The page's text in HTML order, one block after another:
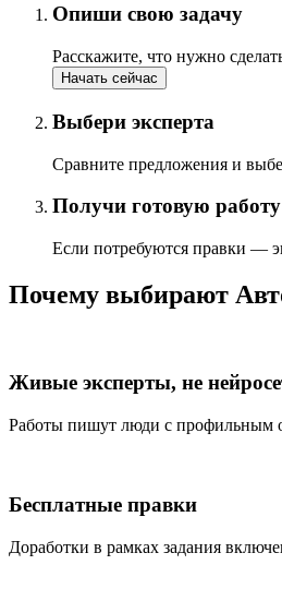
Опиши свою задачу
Расскажите, что нужно
Начать сейчас
Выбери эксперта
Сравните предложения и
Получи готовую работу
Если потребуются правки —
Почему выбирают
Живые эксперты, не
Работы пишут люди с профильным
Бесплатные правки
Доработки в рамках задания